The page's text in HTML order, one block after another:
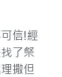
信!經
了祭
撒但